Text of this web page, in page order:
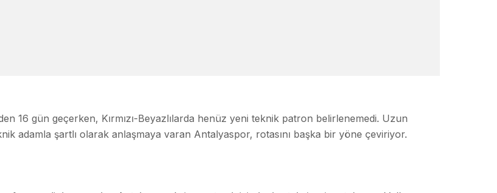
16 gün geçerken, Kırmızı-Beyazlılarda henüz yeni teknik patron belirlenemedi. Uzun
adamla şartlı olarak anlaşmaya varan Antalyaspor, rotasını başka bir yöne çeviriyor.